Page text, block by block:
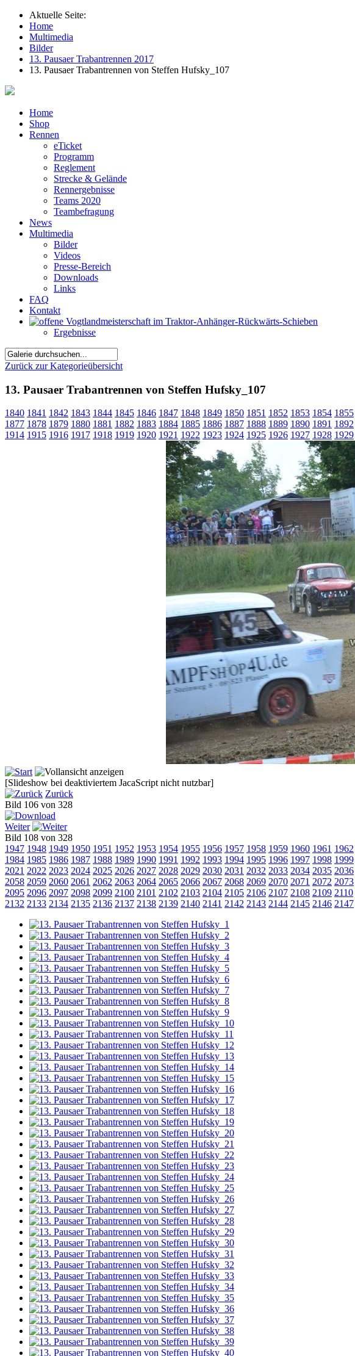
Aktuelle Seite:
Home
Multimedia
Bilder
13. Pausaer Trabantrennen 2017
13. Pausaer Trabantrennen von Steffen Hufsky_107
Home
Shop
Rennen
eTicket
Programm
Reglement
Strecke & Gelände
Rennergebnisse
Teams 2020
Teambefragung
News
Multimedia
Bilder
Videos
Presse-Bereich
Downloads
Links
FAQ
Kontakt
Ergebnisse
Zurück zur Kategorieübersicht
13. Pausaer Trabantrennen von Steffen Hufsky_107
1840 1841 1842 1843 1844 1845 1846 1847 1848 1849 1850 1851 1852 1853 1854 1855
1877 1878 1879 1880 1881 1882 1883 1884 1885 1886 1887 1888 1889 1890 1891 1892
1914 1915 1916 1917 1918 1919 1920 1921 1922 1923 1924 1925 1926 1927 1928 1929
[Slideshow bei deaktiviertem JacaScript nicht nutzbar]
Zurück
Bild 106 von 328
Weiter
Bild 108 von 328
1947 1948 1949 1950 1951 1952 1953 1954 1955 1956 1957 1958 1959 1960 1961 1962
1984 1985 1986 1987 1988 1989 1990 1991 1992 1993 1994 1995 1996 1997 1998 1999
2021 2022 2023 2024 2025 2026 2027 2028 2029 2030 2031 2032 2033 2034 2035 2036
2058 2059 2060 2061 2062 2063 2064 2065 2066 2067 2068 2069 2070 2071 2072 2073
2095 2096 2097 2098 2099 2100 2101 2102 2103 2104 2105 2106 2107 2108 2109 2110
2132 2133 2134 2135 2136 2137 2138 2139 2140 2141 2142 2143 2144 2145 2146 2147